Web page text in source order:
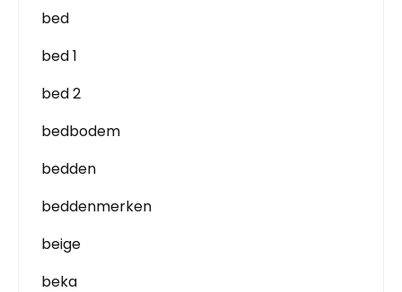
bed
bed 1
bed 2
bedbodem
bedden
beddenmerken
beige
beka